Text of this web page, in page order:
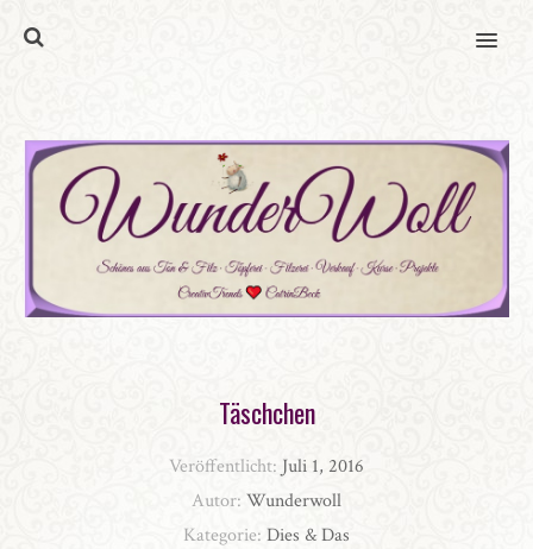
MENU
Täschchen
Veröffentlicht: Juli 1, 2016
Autor: Wunderwoll
Kategorie: Dies & Das